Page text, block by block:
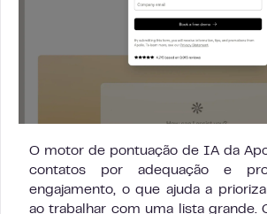
O motor de pontuação de IA da
contatos por adequação e
engajamento, o que ajuda a
ao trabalhar com uma lista grande.